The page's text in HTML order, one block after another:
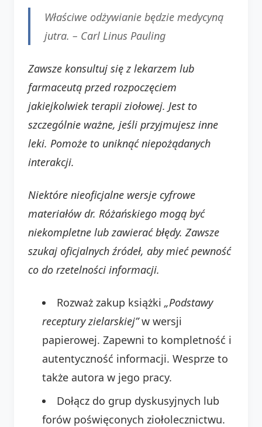
Właściwe odżywianie będzie medycyną
jutra. – Carl Linus Pauling
Zawsze konsultuj się z lekarzem lub
farmaceutą przed rozpoczęciem
jakiejkolwiek terapii ziołowej. Jest to
szczególnie ważne, jeśli przyjmujesz inne
leki. Pomoże to uniknąć niepożądanych
interakcji.
Niektóre nieoficjalne wersje cyfrowe
materiałów dr. Różańskiego mogą być
niekompletne lub zawierać błędy. Zawsze
szukaj oficjalnych źródeł, aby mieć pewność
co do rzetelności informacji.
Rozważ zakup książki „Podstawy
receptury zielarskiej”w wersji
papierowej. Zapewni to kompletność i
autentyczność informacji. Wesprze to
także autora w jego pracy.
Dołącz do grup dyskusyjnych lub
forów poświęconych ziołolecznictwu.